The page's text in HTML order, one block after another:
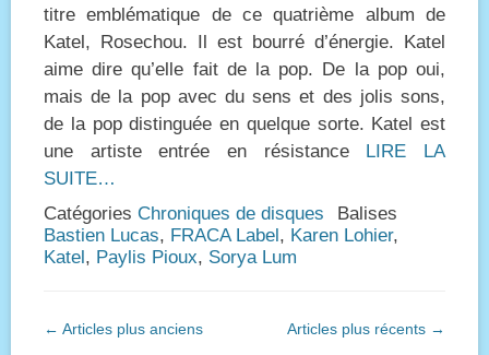
titre emblématique de ce quatrième album de
Katel, Rosechou. Il est bourré d’énergie. Katel
aime dire qu’elle fait de la pop. De la pop oui,
mais de la pop avec du sens et des jolis sons,
de la pop distinguée en quelque sorte. Katel est
une artiste entrée en résistance
LIRE LA
SUITE…
Catégories Chroniques de disques
Balises
Bastien Lucas, FRACA Label , Karen Lohier,
Katel , Paylis Pioux, Sorya Lum
Navigation
← Articles plus anciens Articles plus récents →